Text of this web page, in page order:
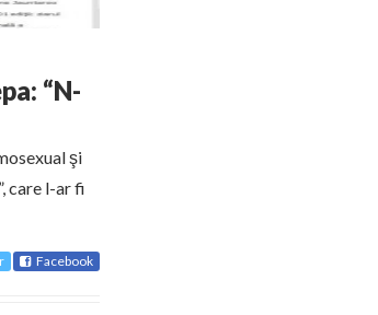
“N-
şi
care l-ar fi
Facebook